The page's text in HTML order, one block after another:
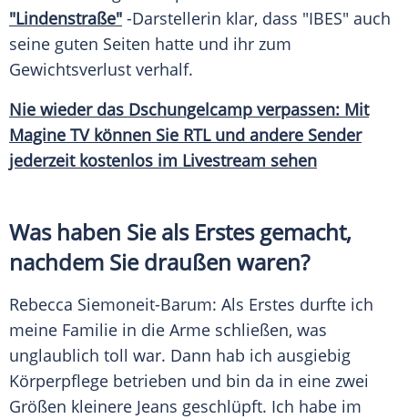
"Lindenstraße" -Darstellerin klar, dass "IBES" auch
seine guten Seiten hatte und ihr zum
Gewichtsverlust verhalf.
Nie wieder das Dschungelcamp verpassen: Mit
Magine TVkönnen Sie RTL und andere Sender
jederzeit kostenlos im Livestream sehen
Was haben Sie als Erstes gemacht,
nachdem Sie draußen waren?
Rebecca Siemoneit-Barum: Als Erstes durfte ich
meine Familie in die Arme schließen, was
unglaublich toll war. Dann hab ich ausgiebig
Körperpflege betrieben und bin da in eine zwei
Größen kleinere Jeans geschlüpft. Ich habe im